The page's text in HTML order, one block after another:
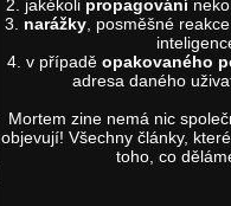
2. jakékoli propagování
3. narážky, posměšné
4. v případě opakovaného
adresa daného
Mortem zine nemá nic
objevují! Všechny články,
toho, co